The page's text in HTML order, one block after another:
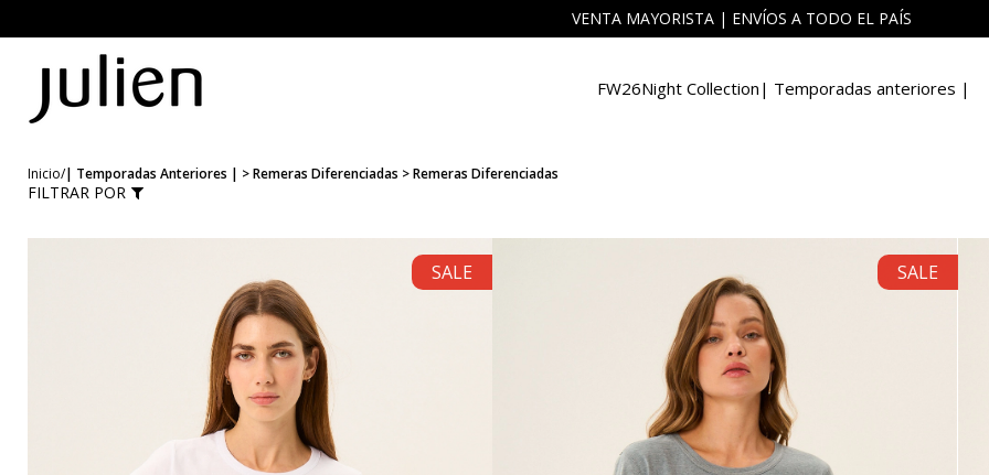
FW26
Open Submenu
Night Collection
| Temporadas Anteriores |
Open Submenu
VENTA MAYORISTA | ENVÍOS A TODO EL PAÍS
FW26Night Collection | Temporadas anteriores |
| Temporadas Anteriores | > Remeras Diferenciadas > Remeras Diferenciadas
/
Inicio
FILTRAR POR
SALE SALE